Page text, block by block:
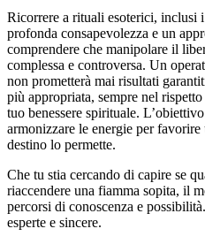
Ricorrere a rituali esoterici, inclusi i
profonda consapevolezza e un
comprendere che manipolare il
complessa e controversa. Un
non prometterà mai risultati
più appropriata, sempre nel
tuo benessere spirituale.
armonizzare le energie per
destino lo permette.
Che tu stia cercando di capire se
riaccendere una fiamma sopita, il
percorsi di conoscenza e
esperte e sincere.